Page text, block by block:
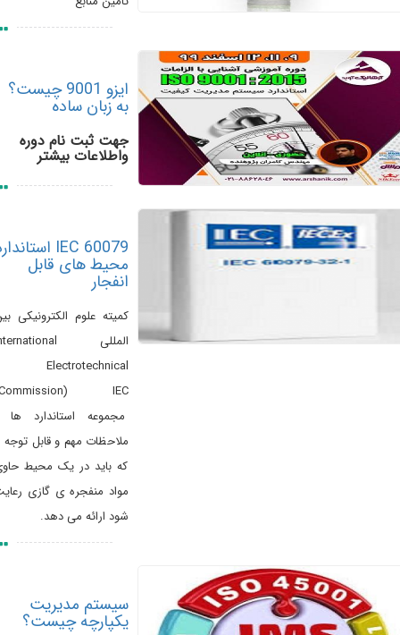
ایزو 9001 چیست؟
به زبان ساده
جهت ثبت نام دوره
واطلاعات بیشتر
IEC 60079 استاندارد
محیط های قابل
انفجار
کمیته علوم الکترونیکی بین
المللی International
Electrotechnical
Commission) IEC)
مجموعه استاندارد ها و
ملاحظات مهم و قابل توجه را
که باید در یک محیط حاوی
مواد منفجره ی گازی رعایت
شود ارائه می دهد.
سیستم مدیریت
یکپارچه چیست؟